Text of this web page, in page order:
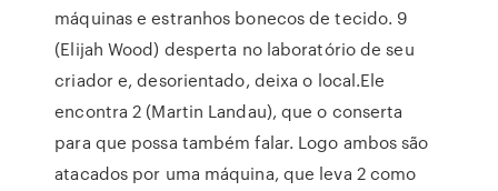
máquinas e estranhos bonecos de tecido. 9
(Elijah Wood) desperta no laboratório de seu
criador e, desorientado, deixa o local.Ele
encontra 2 (Martin Landau), que o conserta
para que possa também falar. Logo ambos são
atacados por uma máquina, que leva 2 como